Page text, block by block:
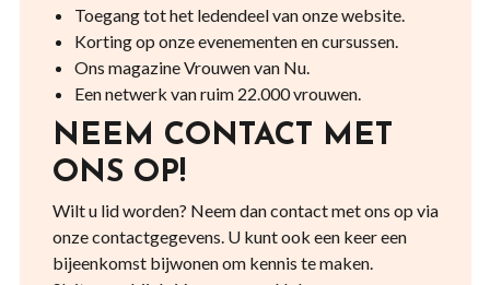
Toegang tot het ledendeel van onze website.
Korting op onze evenementen en cursussen.
Ons magazine Vrouwen van Nu.
Een netwerk van ruim 22.000 vrouwen.
NEEM CONTACT MET
ONS OP!
Wilt u lid worden? Neem dan contact met ons op via
onze contactgegevens. U kunt ook een keer een
bijeenkomst bijwonen om kennis te maken.